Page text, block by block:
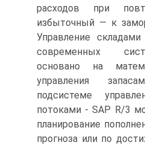
расходов при
избыточный — к
Управление
современных
основано на
управления
подсистеме
потоками - SAP R/3
планирование
прогноза или по